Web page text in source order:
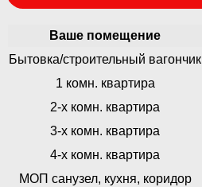
Ваше помещение
Бытовка/строительный вагончик
1 комн. квартира
2-х комн. квартира
3-х комн. квартира
4-х комн. квартира
МОП санузел, кухня, коридор